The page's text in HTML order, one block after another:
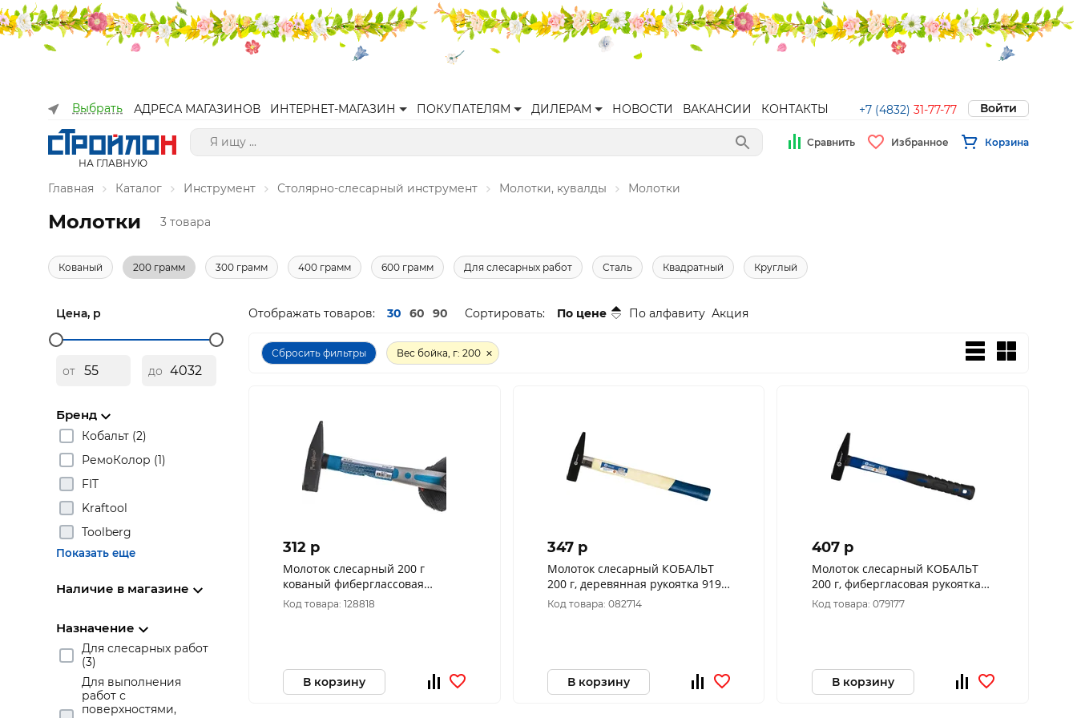
Выбрать АДРЕСА МАГАЗИНОВ ИНТЕРНЕТ-МАГАЗИН ПОКУПАТЕЛЯМ ДИЛЕРАМ НОВОСТИ ВАКАНСИИ КОНТАКТЫ +7 (4832) 31-77-77 Войти
НА ГЛАВНУЮ
Сравнить Избранное Корзина
Главная Каталог Инструмент Столярно-слесарный инструмент Молотки, кувалды Молотки
Молотки 3 товара
Кованый 200 грамм 300 грамм 400 грамм 600 грамм Для слесарных работ Сталь Квадратный Круглый
Цена, р
от до
Бренд
Кобальт (2)
РемоКолор (1)
FIT
Kraftool
Toolberg
Показать еще
Наличие в магазине
Назначение
Для слесарных работ
(3)
Для выполнения
работ с
поверхностями,
Отображать товаров: 30 60 90 Сортировать: По цене По алфавиту Акция
Сбросить фильтры Вес бойка, г: 200
312 p
Молоток слесарный 200 г
кованый фиберглассовая
рукоятка РемоКолор 38-2-202
Код товара: 128818
В корзину
347 p
Молоток слесарный КОБАЛЬТ
200 г, деревянная рукоятка 919-
327
Код товара: 082714
В корзину
407 p
Молоток слесарный КОБАЛЬТ
200 г, фибергласовая рукоятка
919-341
Код товара: 079177
В корзину